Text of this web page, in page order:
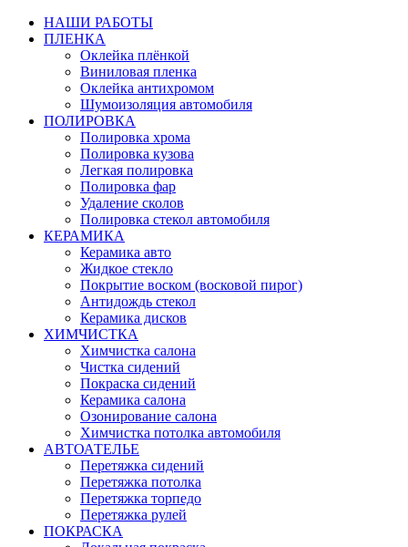
НАШИ РАБОТЫ
ПЛЕНКА
Оклейка плёнкой
Виниловая пленка
Оклейка антихромом
Шумоизоляция автомобиля
ПОЛИРОВКА
Полировка хрома
Полировка кузова
Легкая полировка
Полировка фар
Удаление сколов
Полировка стекол автомобиля
КЕРАМИКА
Керамика авто
Жидкое стекло
Покрытие воском (восковой пирог)
Антидождь стекол
Керамика дисков
ХИМЧИСТКА
Химчистка салона
Чистка сидений
Покраска сидений
Керамика салона
Озонирование салона
Химчистка потолка автомобиля
АВТОАТЕЛЬЕ
Перетяжка сидений
Перетяжка потолка
Перетяжка торпедо
Перетяжка рулей
ПОКРАСКА